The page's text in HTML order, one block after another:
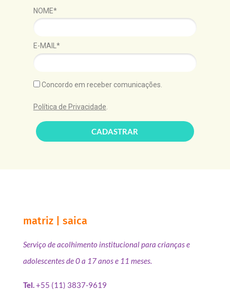
NOME*
E-MAIL*
Concordo em receber comunicações.
Política de Privacidade
CADASTRAR
matriz | saica
Serviço de acolhimento institucional para crianças e
adolescentes de 0 a 17 anos e 11 meses.
Tel.+55 (11) 3837-9619